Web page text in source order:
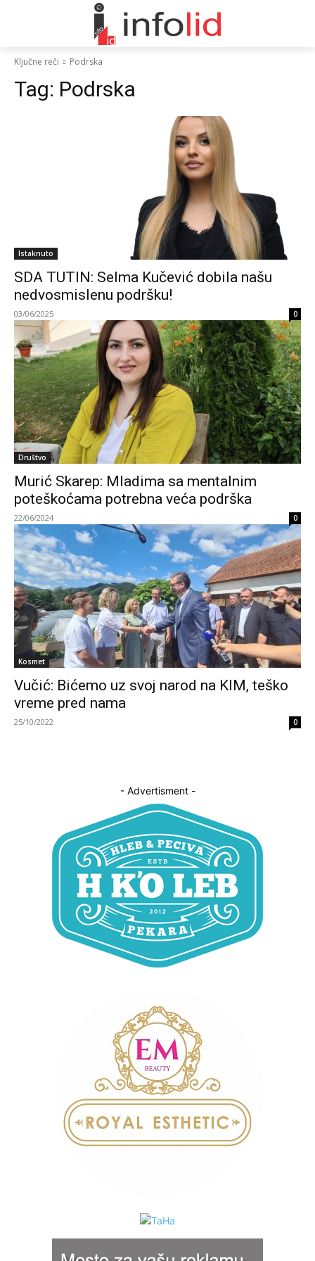
Ključne reči Podrska
Tag: Podrska
Istaknuto
SDA TUTIN: Selma Kučević dobila našu
nedvosmislenu podršku!
03/06/2025 0
Društvo
Murić Skarep: Mladima sa mentalnim
poteškoćama potrebna veća podrška
22/06/2024 0
Kosmet
Vučić: Bićemo uz svoj narod na KIM, teško
vreme pred nama
25/10/2022 0
- Advertisment -